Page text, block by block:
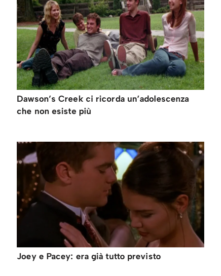
Dawson’s Creek ci ricorda un’adolescenza
che non esiste più
Joey e Pacey: era già tutto previsto